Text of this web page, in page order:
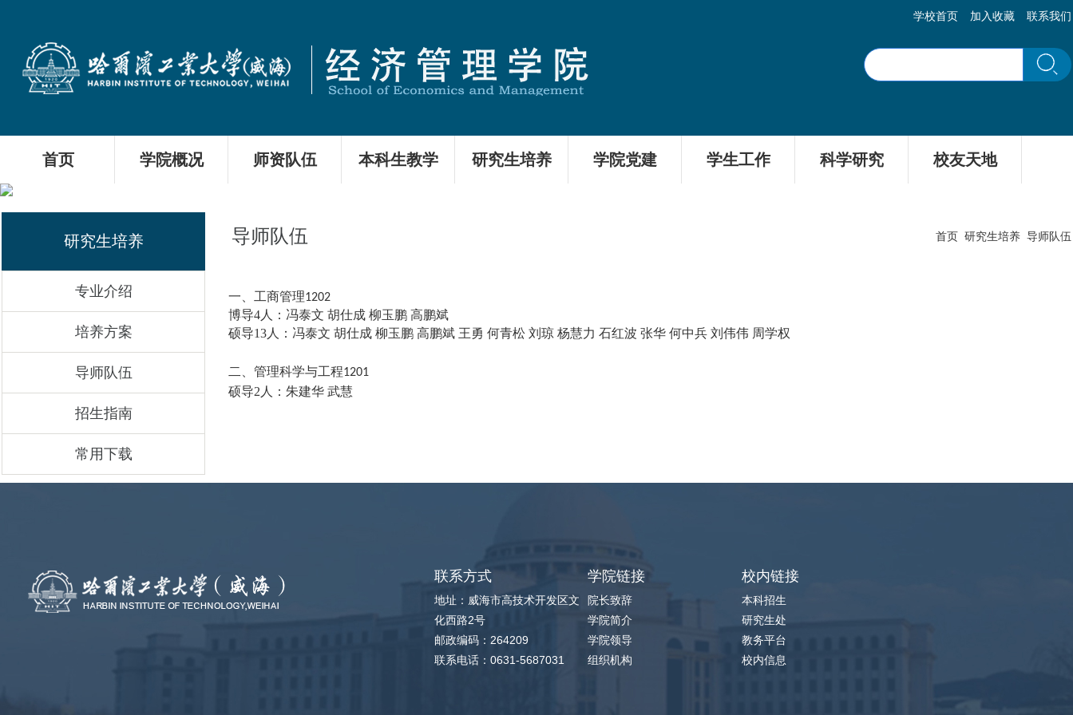
学校首页 加入收藏 联系我们
首页 学院概况 师资队伍 本科生教学 研究生培养 学院党建 学生工作 科学研究 校友天地
研究生培养
专业介绍
培养方案
导师队伍
招生指南
常用下载
导师队伍 首页 研究生培养 导师队伍
一、工商管理1202
博导4人： 冯泰文 胡仕成 柳玉鹏 高鹏斌
硕导13人： 冯泰文 胡仕成 柳玉鹏 高鹏斌 王勇 何青松 刘琼 杨慧力 石红波 张华 何中兵 刘伟伟 周学权
二、管理科学与工程1201
硕导2人：朱建华 武慧
联系方式
地址：威海市高技术开发区文
化西路2号
邮政编码：264209
联系电话：0631-5687031
学院链接
院长致辞
学院简介
学院领导
组织机构
校内链接
本科招生
研究生处
教务平台
校内信息